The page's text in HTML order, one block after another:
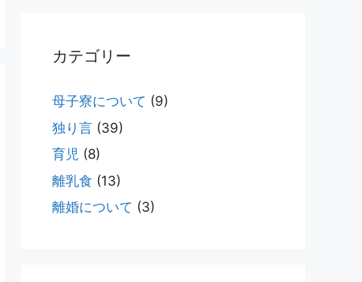
カテゴリー
母子寮について (9)
独り言 (39)
育児 (8)
離乳食 (13)
離婚について (3)